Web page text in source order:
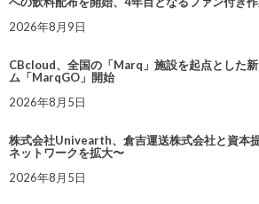
2026年8月9日
CBcloud、全国の「Marq」施設を起点とした
ム「MarqGO」開始
2026年8月5日
株式会社Univearth、倉吉運送株式会社と資本
ネットワークを拡大〜
2026年8月5日